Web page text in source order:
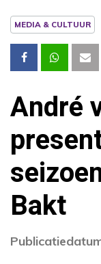
MEDIA & CULTUUR
André
Bakt